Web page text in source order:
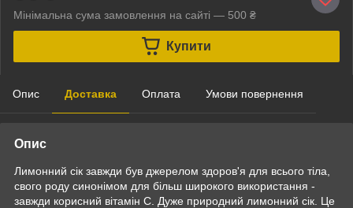
Мінімальна сума замовлення на сайті — 500 ₴
Купити
Опис Доставка Оплата Умови повернення
Опис
Лимонний сік завжди був джерелом здоров'я для всього тіла,
свого роду синонімом для більш широкого використання -
завжди корисний вітамін С. Дуже природний лимонний сік. Це